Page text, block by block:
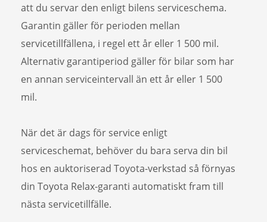
att du servar den enligt bilens serviceschema.
Garantin gäller för perioden mellan
servicetillfällena, i regel ett år eller 1 500 mil.
Alternativ garantiperiod gäller för bilar som har
en annan serviceintervall än ett år eller 1 500
mil.
När det är dags för service enligt
serviceschemat, behöver du bara serva din bil
hos en auktoriserad Toyota-verkstad så förnyas
din Toyota Relax-garanti automatiskt fram till
nästa servicetillfälle.